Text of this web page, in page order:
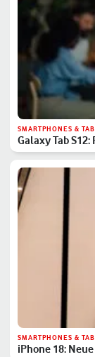
SMARTPHONES &
Galaxy Tab
SMARTPHONES &
iPhone 18: